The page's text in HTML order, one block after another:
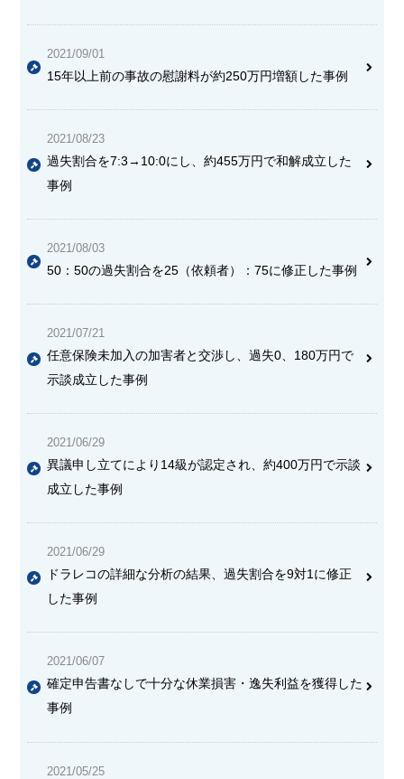
2021/09/01
15年以上前の事故の慰謝料が約250万円増額した事例
2021/08/23
過失割合を7:3→10:0にし、約455万円で和解成立した
事例
2021/08/03
50：50の過失割合を25（依頼者）：75に修正した事例
2021/07/21
任意保険未加入の加害者と交渉し、過失0、180万円で
示談成立した事例
2021/06/29
異議申し立てにより14級が認定され、約400万円で示談
成立した事例
2021/06/29
ドラレコの詳細な分析の結果、過失割合を9対1に修正
した事例
2021/06/07
確定申告書なしで十分な休業損害・逸失利益を獲得した
事例
2021/05/25